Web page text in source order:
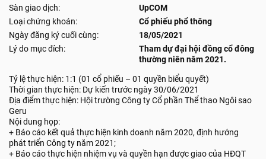
Sàn giao dịch:
UpCOM
Loại chứng khoán:
Cổ phiếu phổ thông
Ngày đăng ký cuối cùng:
18/05/2021
Lý do mục đích:
Tham dự đại hội đồng cổ đông
thường niên năm 2021.
Tỷ lệ thực hiện: 1:1 (01 cổ phiếu – 01 quyền biểu quyết)
Thời gian thực hiện: Dự kiến trước ngày 30/06/2021
Địa điểm thực hiện: Hội trường Công ty Cổ phần Thể thao Ngôi sao
Geru
Nội dung họp:
+ Báo cáo kết quả thực hiện kinh doanh năm 2020, định hướng
phát triển Công ty năm 2021;
+ Báo cáo thực hiện nhiệm vụ và quyền hạn được giao của HĐQT